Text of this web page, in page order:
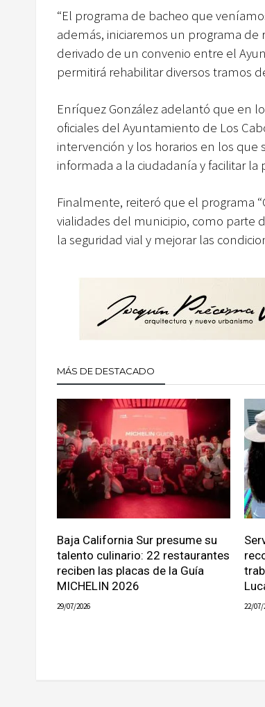
“El programa de bacheo que
además, iniciaremos un programa de
derivado de un convenio entre el
permitirá rehabilitar diversos tramos
Enríquez González adelantó que en
oficiales del Ayuntamiento de Los
intervención y los horarios en los
informada a la ciudadanía y facilitar
Finalmente, reiteró que el programa
vialidades del municipio, como parte
la seguridad vial y mejorar las
MÁS DE DESTACADO
Baja California Sur presume su
talento culinario: 22 restaurantes
reciben las placas de la Guía
MICHELIN 2026
29/07/2026 22/07/